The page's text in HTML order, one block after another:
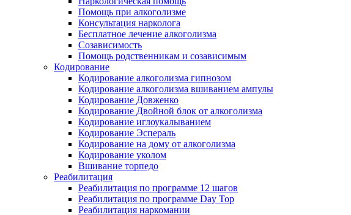
Помощь при алкоголизме
Консультация нарколога
Бесплатное лечение алкоголизма
Созависимость
Помощь родственникам и созависимым
Кодирование
Кодирование алкоголизма гипнозом
Кодирование алкоголизма вшиванием ампулы
Кодирование Довженко
Кодирование Двойной блок от алкоголизма
Кодирование иглоукалыванием
Кодирование Эспераль
Кодирование на дому от алкоголизма
Кодирование уколом
Вшивание торпедо
Реабилитация
Реабилитация по программе 12 шагов
Реабилитация по программе Day Top
Реабилитация наркомании